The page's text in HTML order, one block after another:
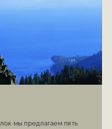
мы предлагаем пять